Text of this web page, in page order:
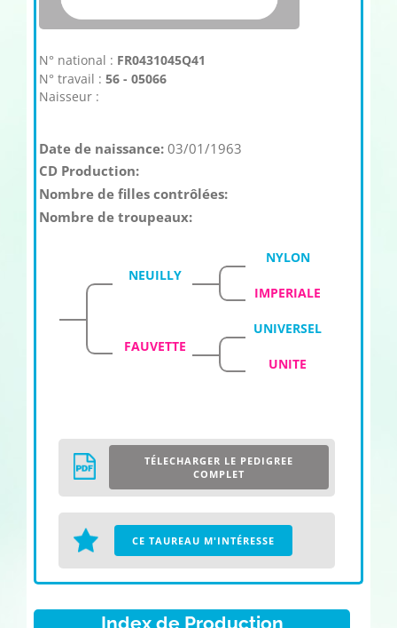
N° national : FR0431045Q41
N° travail : 56 - 05066
Naisseur :
Date de naissance:03/01/1963
CD Production:
Nombre de filles contrôlées:
Nombre de troupeaux:
NEUILLY
NYLON
IMPERIALE
FAUVETTE
UNIVERSEL
UNITE
TÉLECHARGER LE PEDIGREE
COMPLET
CE TAUREAU M'INTÉRESSE
Index de Production